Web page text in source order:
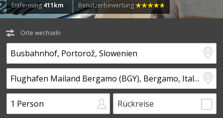
Entfernung 411km Benutzerbewertung
Orte wechseln
Rückreise